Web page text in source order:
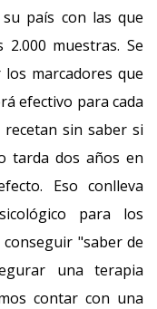
país con las que
muestras. Se
marcadores que
efectivo para cada
recetan sin saber si
tarda dos años en
Eso conlleva
para los
"saber de
una terapia
contar con una